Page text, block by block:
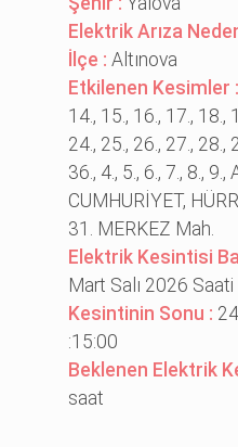
Elektrik Arıza
İlçe :Altınova
Etkilenen Kesimler :
14., 15., 16., 17., 18.,
24., 25., 26., 27., 28.,
36., 4., 5., 6., 7., 8., 9.,
CUMHURİYET,
31. MERKEZ Mah.
Elektrik Kesintisi
Mart Salı 2026 Saati
Kesintinin Sonu :
:15:00
Beklenen Elektrik
saat